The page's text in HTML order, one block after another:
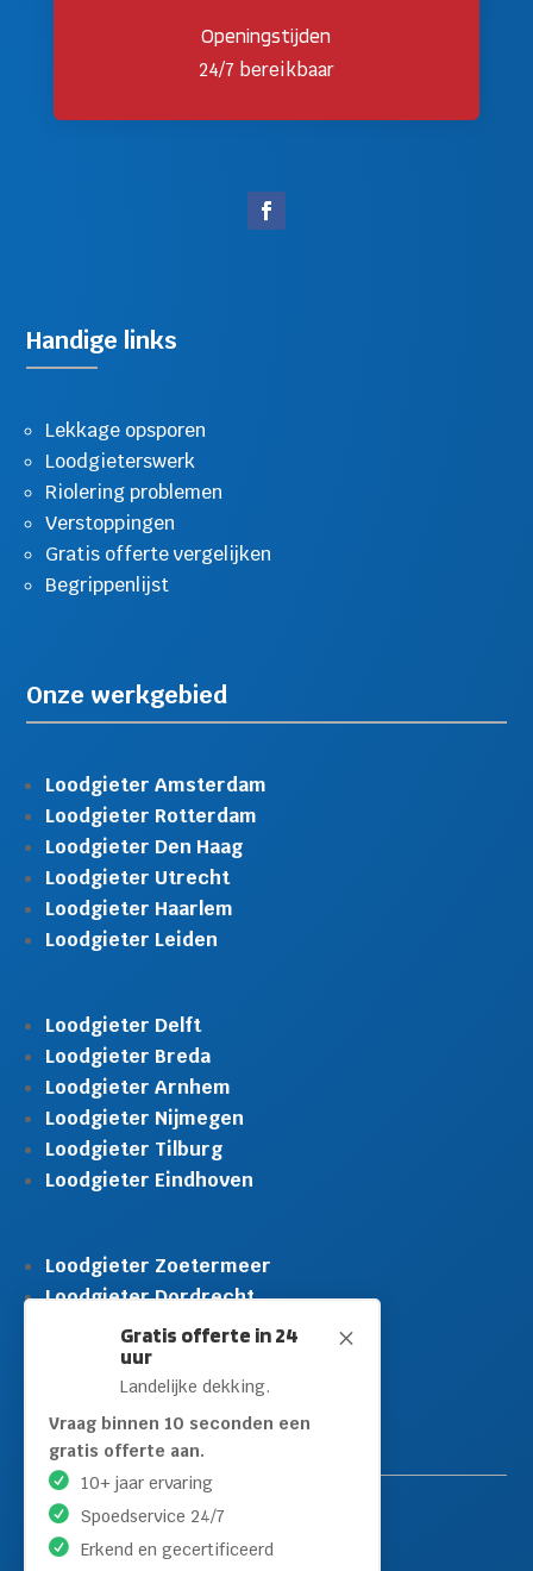
Openingstijden
24/7 bereikbaar
M
Gratis offerte in 24
uur
Landelijke dekking.
Vraag binnen 10 seconden een
gratis offerte aan.
10+ jaar ervaring
Spoedservice 24/7
Erkend en gecertificeerd
Handige links
Lekkage opsporen
Loodgieterswerk
Riolering problemen
Verstoppingen
Gratis offerte vergelijken
Begrippenlijst
Onze werkgebied
Loodgieter Amsterdam
Loodgieter Rotterdam
Loodgieter Den Haag
Loodgieter Utrecht
Loodgieter Haarlem
Loodgieter Leiden
Loodgieter Delft
Loodgieter Breda
Loodgieter Arnhem
Loodgieter Nijmegen
Loodgieter Tilburg
Loodgieter Eindhoven
Loodgieter Zoetermeer
Loodgieter Dordrecht
Loodgieter Rijswijk
Loodgieter Schiedam
Loodgieter Leidschendam
Loodgieter Hilversum